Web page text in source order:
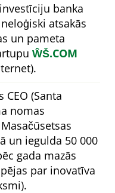
banka
atsakās
un pameta
ŴŠ.COM
(Santa
nomas
un iegulda 50 000
gada mazās
par inovatīva